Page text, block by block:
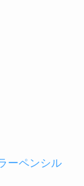
ーペンシル